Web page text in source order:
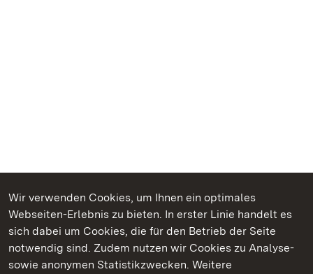
Wir verwenden Cookies, um Ihnen ein optimales
Webseiten-Erlebnis zu bieten. In erster Linie handelt es
sich dabei um Cookies, die für den Betrieb der Seite
notwendig sind. Zudem nutzen wir Cookies zu Analyse-
sowie anonymen Statistikzwecken. Weitere
Kommen. Staunen. Genießen.